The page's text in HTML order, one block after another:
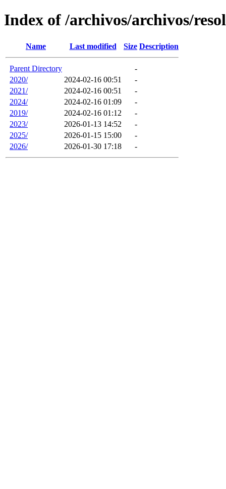
Index of /archivos/archivos/
Name Last modified Size Description
Parent Directory
-
2020/
2024-02-16 00:51
-
2021/
2024-02-16 00:51
-
2024/
2024-02-16 01:09
-
2019/
2024-02-16 01:12
-
2023/
2026-01-13 14:52
-
2025/
2026-01-15 15:00
-
2026/
2026-01-30 17:18 -